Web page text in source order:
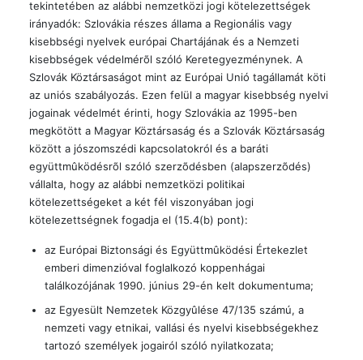
tekintetében az alábbi nemzetközi jogi kötelezettségek
irányadók: Szlovákia részes állama a Regionális vagy
kisebbségi nyelvek európai Chartájának és a Nemzeti
kisebbségek védelmérõl szóló Keretegyezménynek. A
Szlovák Köztársaságot mint az Európai Unió tagállamát köti
az uniós szabályozás. Ezen felül a magyar kisebbség nyelvi
jogainak védelmét érinti, hogy Szlovákia az 1995-ben
megkötött a Magyar Köztársaság és a Szlovák Köztársaság
között a jószomszédi kapcsolatokról és a baráti
együttmûködésrõl szóló szerzõdésben (alapszerzõdés)
vállalta, hogy az alábbi nemzetközi politikai
kötelezettségeket a két fél viszonyában jogi
kötelezettségnek fogadja el (15.4(b) pont):
az Európai Biztonsági és Együttmûködési Értekezlet
emberi dimenzióval foglalkozó koppenhágai
találkozójának 1990. június 29-én kelt dokumentuma;
az Egyesült Nemzetek Közgyûlése 47/135 számú, a
nemzeti vagy etnikai, vallási és nyelvi kisebbségekhez
tartozó személyek jogairól szóló nyilatkozata;